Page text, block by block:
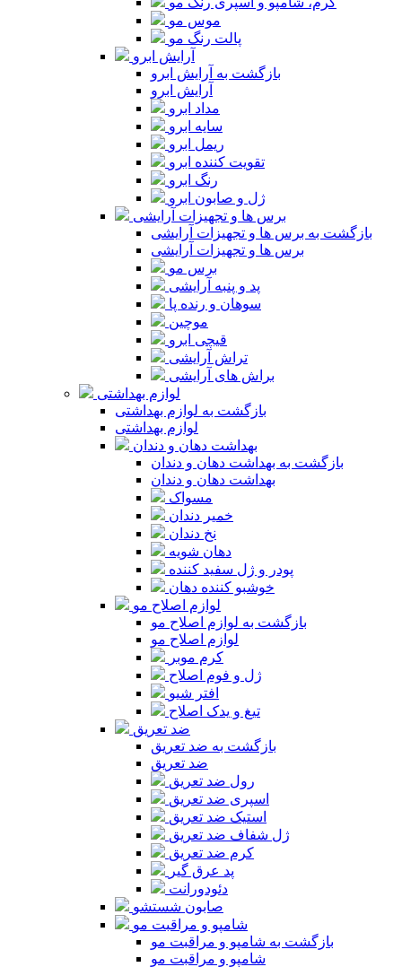
موس مو
پالت رنگ مو
آرایش ابرو
بازگشت به آرایش ابرو
آرایش ابرو
مداد ابرو
سایه ابرو
ریمل ابرو
تقویت کننده ابرو
رنگ ابرو
ژل و صابون ابرو
برس ها و تجهیزات آرایشی
بازگشت به برس ها و تجهیزات آرایشی
برس ها و تجهیزات آرایشی
برس مو
پد و پنبه آرایشی
سوهان و رنده پا
موچین
قیچی ابرو
تراش آرایشی
براش های آرایشی
لوازم بهداشتی
بازگشت به لوازم بهداشتی
لوازم بهداشتی
بهداشت دهان و دندان
بازگشت به بهداشت دهان و دندان
بهداشت دهان و دندان
مسواک
خمیر دندان
نخ دندان
دهان شویه
پودر و ژل سفید کننده
خوشبو کننده دهان
لوازم اصلاح مو
بازگشت به لوازم اصلاح مو
لوازم اصلاح مو
کرم موبر
ژل و فوم اصلاح
افتر شیو
تیغ و یدک اصلاح
ضد تعریق
بازگشت به ضد تعریق
ضد تعریق
رول ضد تعریق
اسپری ضد تعریق
استیک ضد تعریق
ژل شفاف ضد تعریق
کرم ضد تعریق
پد عرق گیر
دئودورانت
صابون شستشو
شامپو و مراقبت مو
بازگشت به شامپو و مراقبت مو
شامپو و مراقبت مو